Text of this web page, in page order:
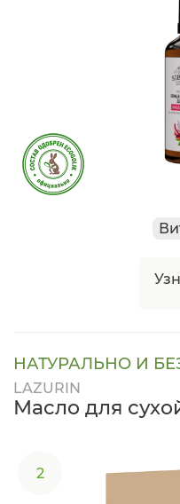
НАТУРАЛЬНО И
LAZURIN
Масло для
2